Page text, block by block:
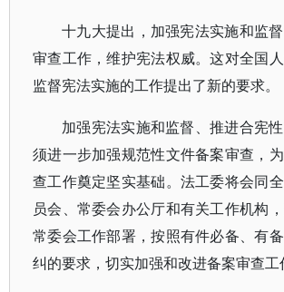
十九大提出，加强宪法实施和监
审查工作，维护宪法权威。这对全国
监督宪法实施的工作提出了新的要求。
加强宪法实施和监督、推进合宪
须进一步加强规范性文件备案审查，
查工作奠定坚实基础。法工委将会同
员会、常委会办公厅和有关工作机构
常委会工作部署，按照有件必备、有
纠的要求，切实加强和改进备案审查工